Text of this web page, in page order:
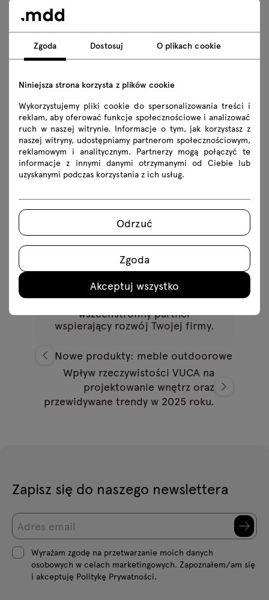
The Astro office chair will be available with a 2D
armrest, manufactured by .mdd.
Venice
upholstery for office chairs, will be extended.
Viga
In February, the option to select the M04 and M04H
mediaboxes will be withdrawn from the Viga high and
conference tables.
Autor
.mdd
.mdd to innowacyjny i
wszechstronny partner
wspierający rozwój Twojej firmy.
Nowe produkty: meble outdoorowe
Wpływ rzeczywistości VUCA na
projektowanie wnętrz oraz
przewidywane trendy w 2025 roku.
Zapisz się do naszego newslettera
Wyrażam zgodę na przetwarzanie moich danych
osobowych w celach marketingowych. Zapoznałem/am się
i akceptuję Politykę Prywatności.
Zgoda Dostosuj O plikach cookie
Niniejsza strona korzysta z plików cookie
Wykorzystujemy pliki cookie do spersonalizowania treści i
reklam, aby oferować funkcje społecznościowe i analizować
ruch w naszej witrynie. Informacje o tym, jak korzystasz z
naszej witryny, udostępniamy partnerom społecznościowym,
reklamowym i analitycznym. Partnerzy mogą połączyć te
informacje z innymi danymi otrzymanymi od Ciebie lub
uzyskanymi podczas korzystania z ich usług.
Odrzuć
Zgoda
Akceptuj wszystko